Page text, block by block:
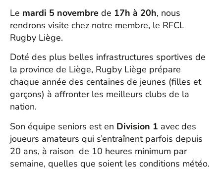
Le mardi 5 novembre de 17h à 20h, nous
rendrons visite chez notre membre, le RFCL
Rugby Liège.
Doté des plus belles infrastructures sportives de
la province de Liège, Rugby Liège prépare
chaque année des centaines de jeunes (filles et
garçons) à affronter les meilleurs clubs de la
nation.
Son équipe seniors est en Division 1 avec des
joueurs amateurs qui s’entraînent parfois depuis
20 ans, à raison de 10 heures minimum par
semaine, quelles que soient les conditions météo.